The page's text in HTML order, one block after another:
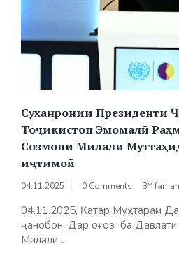
Суханронии Президенти
Тоҷикистон Эмомалӣ
Созмони Милали
иҷтимоӣ
04.11.2025 0 Comments BY
04.11.2025, Қатар Муҳтарам
ҷанобон, Дар оғоз ба
Милали...